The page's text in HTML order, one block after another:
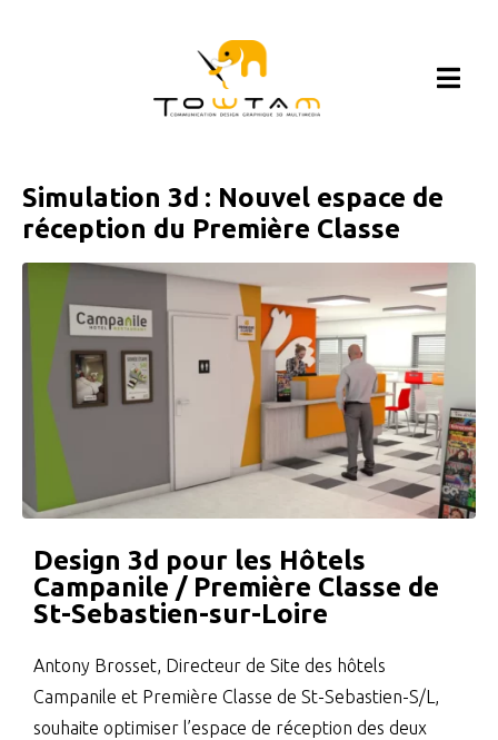
Simulation 3d : Nouvel espace de
réception du Première Classe
Design 3d pour les Hôtels
Campanile / Première Classe de
St-Sebastien-sur-Loire
Antony Brosset, Directeur de Site des hôtels
Campanile et Première Classe de St-Sebastien-S/L,
souhaite optimiser l’espace de réception des deux